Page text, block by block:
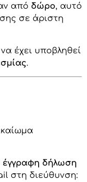
από δώρο, αυτό
σε άριστη
έχει υποβληθεί
.
έγγραφη δήλωση
στη διεύθυνση: